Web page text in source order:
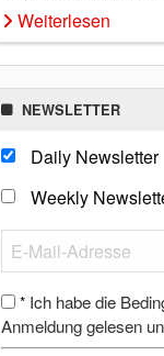
Weiterlesen
NEWSLETTER
Daily Newsletter
Weekly
* Ich habe die
Anmeldung gelesen